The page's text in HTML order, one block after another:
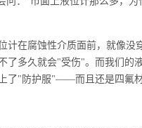
计在腐蚀性介质面前，就像没
了多久就会"受伤"。而我们的
了"防护服"——而且还是四氟